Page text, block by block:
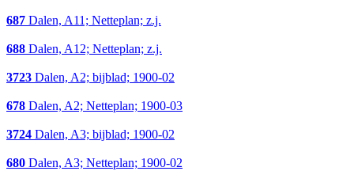
687 Dalen, A11; Netteplan; z.j.
688 Dalen, A12; Netteplan; z.j.
3723 Dalen, A2; bijblad; 1900-02
678 Dalen, A2; Netteplan; 1900-03
3724 Dalen, A3; bijblad; 1900-02
680 Dalen, A3; Netteplan; 1900-02